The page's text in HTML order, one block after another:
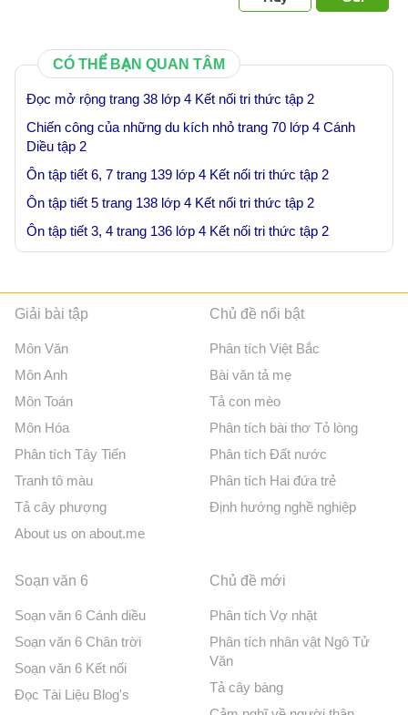
CÓ THỂ BẠN QUAN TÂM
Đọc mở rộng trang 38 lớp 4 Kết nối tri thức tập 2
Chiến công của những du kích nhỏ trang 70 lớp 4 Cánh
Diều tập 2
Ôn tập tiết 6, 7 trang 139 lớp 4 Kết nối tri thức tập 2
Ôn tập tiết 5 trang 138 lớp 4 Kết nối tri thức tập 2
Ôn tập tiết 3, 4 trang 136 lớp 4 Kết nối tri thức tập 2
Giải bài tập
Môn Văn
Môn Anh
Môn Toán
Môn Hóa
Phân tích Tây Tiến
Tranh tô màu
Tả cây phượng
About us on about.me
Chủ đề nổi bật
Phân tích Việt Bắc
Bài văn tả mẹ
Tả con mèo
Phân tích bài thơ Tỏ lòng
Phân tích Đất nước
Phân tích Hai đứa trẻ
Định hướng nghề nghiệp
Soạn văn 6
Soạn văn 6 Cánh diều
Soạn văn 6 Chân trời
Soạn văn 6 Kết nối
Đọc Tài Liệu Blog's
Chủ đề mới
Phân tích Vợ nhặt
Phân tích nhân vật Ngô Tử
Văn
Tả cây bàng